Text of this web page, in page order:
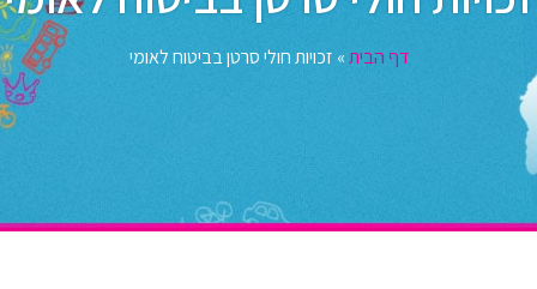
דף הבית» זכויות חולי סרטן בביטוח לאומי